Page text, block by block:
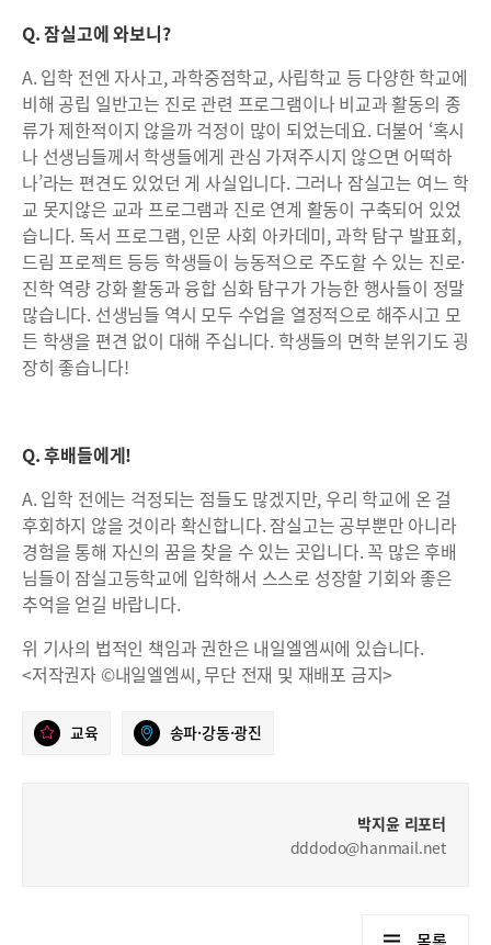
Q. 잠실고에 와보니?
A. 입학 전엔 자사고, 과학중점학교, 사립학교 등 다양한 학교에
비해 공립 일반고는 진로 관련 프로그램이나 비교과 활동의 종
류가 제한적이지 않을까 걱정이 많이 되었는데요. 더불어 ‘혹시
나 선생님들께서 학생들에게 관심 가져주시지 않으면 어떡하
나’라는 편견도 있었던 게 사실입니다. 그러나 잠실고는 여느 학
교 못지않은 교과 프로그램과 진로 연계 활동이 구축되어 있었
습니다. 독서 프로그램, 인문 사회 아카데미, 과학 탐구 발표회,
드림 프로젝트 등등 학생들이 능동적으로 주도할 수 있는 진로·
진학 역량 강화 활동과 융합 심화 탐구가 가능한 행사들이 정말
많습니다. 선생님들 역시 모두 수업을 열정적으로 해주시고 모
든 학생을 편견 없이 대해 주십니다. 학생들의 면학 분위기도 굉
장히 좋습니다!
Q. 후배들에게!
A. 입학 전에는 걱정되는 점들도 많겠지만, 우리 학교에 온 걸
후회하지 않을 것이라 확신합니다. 잠실고는 공부뿐만 아니라
경험을 통해 자신의 꿈을 찾을 수 있는 곳입니다. 꼭 많은 후배
님들이 잠실고등학교에 입학해서 스스로 성장할 기회와 좋은
추억을 얻길 바랍니다.
위 기사의 법적인 책임과 권한은 내일엘엠씨에 있습니다.
<저작권자 ©내일엘엠씨, 무단 전재 및 재배포 금지>
교육 송파·강동·광진
박지윤 리포터
dddodo@hanmail.net